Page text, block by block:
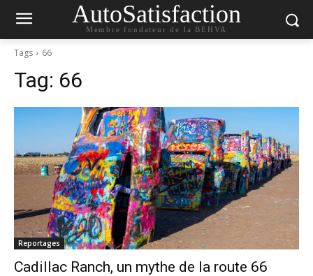
AutoSatisfaction
Membre fondateur de la BEHVA
Tags 66
Tag: 66
Reportages
Cadillac Ranch, un mythe de la route 66